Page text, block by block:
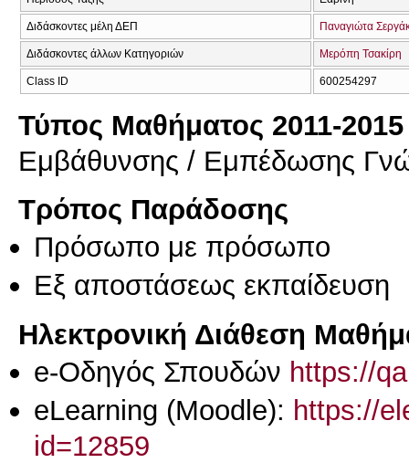
Διδάσκοντες μέλη ΔΕΠ Παναγιώτα
Διδάσκοντες άλλων Κατηγοριών Μερόπη Τσακίρη
Class ID 600254297
Τύπος Μαθήματος 2011-2015
Εμβάθυνσης / Εμπέδωσης
Τρόπος Παράδοσης
Πρόσωπο με πρόσωπο
Eξ απoστάσεως εκπαίδευση
Ηλεκτρονική Διάθεση
e-Οδηγός Σπουδών https://
eLearning (Moodle): https://
id=12859